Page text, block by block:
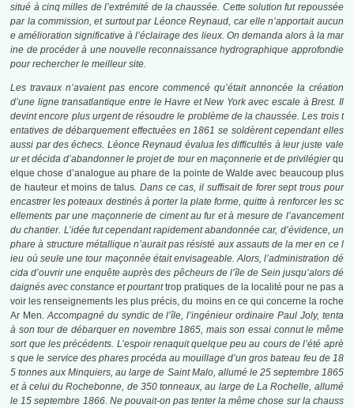
situé à cinq milles de l’extrémité de la chaussée. Cette solution fut repoussée
par la commission, et surtout par Léonce Reynaud, car elle n’apportait aucun
e amélioration significative à l’éclairage des lieux. On demanda alors à la mar
ine de procéder à une nouvelle reconnaissance hydrographique approfondie
pour rechercher le meilleur site.
Les travaux n’avaient pas encore commencé qu’était annoncée la création
d’une ligne transatlantique entre le Havre et New York avec escale à Brest. Il
devint encore plus urgent de résoudre le problème de la chaussée. Les trois t
entatives de débarquement effectuées en 1861 se soldèrent cependant elles
aussi par des échecs. Léonce Reynaud évalua les difficultés à leur juste vale
ur et décida d’abandonner le projet de tour en maçonnerie et de privilégierqu
elque chose d’analogue au phare de la pointe de Walde avec beaucoup plus
de hauteur et moins de talus. Dans ce cas, il suffisait de forer sept trous pour
encastrer les poteaux destinés à porter la plate forme, quitte à renforcer les sc
ellements par une maçonnerie de ciment au fur et à mesure de l’avancement
du chantier. L’idée fut cependant rapidement abandonnée car, d’évidence, un
phare à structure métallique n’aurait pas résisté aux assauts de la mer en ce l
ieu où seule une tour maçonnée était envisageable. Alors, l’administration dé
cida d’ouvrir une enquête auprès des pêcheurs de l’île de Sein jusqu’alors dé
daignés avec constance et pourtanttrop pratiques de la localité pour ne pas a
voir les renseignements les plus précis, du moins en ce qui concerne la roche
Ar Men. Accompagné du syndic de l’île, l’ingénieur ordinaire Paul Joly, tenta
à son tour de débarquer en novembre 1865, mais son essai connut le même
sort que les précédents. L’espoir renaquit quelque peu au cours de l’été aprè
s que le service des phares procéda au mouillage d’un gros bateau feu de 18
5 tonnes aux Minquiers, au large de Saint Malo, allumé le 25 septembre 1865
et à celui du Rochebonne, de 350 tonneaux, au large de La Rochelle, allumé
le 15 septembre 1866. Ne pouvait-on pas tenter la même chose sur la chauss